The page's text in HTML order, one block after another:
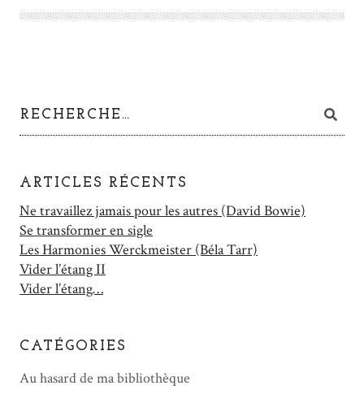
ARTICLES RÉCENTS
Ne travaillez jamais pour les autres (David Bowie)
Se transformer en sigle
Les Harmonies Werckmeister (Béla Tarr)
Vider l’étang II
Vider l’étang…
CATÉGORIES
Au hasard de ma bibliothèque